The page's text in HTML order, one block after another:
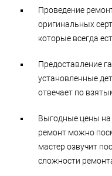
Проведение
оригинальных
которые всегда
Предоставление
установленные
отвечает по
Выгодные цены на
ремонт можно
мастер озвучит
сложности